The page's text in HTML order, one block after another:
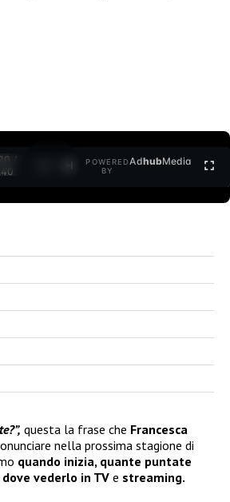
/
POWERED
BY
AdhubMedia
questa la frase che Francesca
nella prossima stagione di
quando inizia, quante puntate
dove vederlo in TV e streaming.